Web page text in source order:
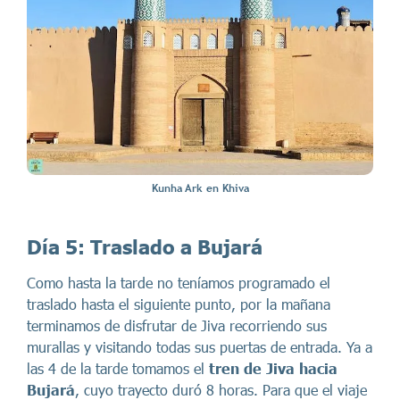
Kunha Ark en Khiva
Día 5: Traslado a Bujará
Como hasta la tarde no teníamos programado el
traslado hasta el siguiente punto, por la mañana
terminamos de disfrutar de Jiva recorriendo sus
murallas y visitando todas sus puertas de entrada. Ya a
las 4 de la tarde tomamos el tren de Jiva hacia
Bujará, cuyo trayecto duró 8 horas. Para que el viaje